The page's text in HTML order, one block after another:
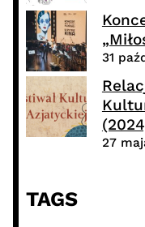
31
27
TAGS